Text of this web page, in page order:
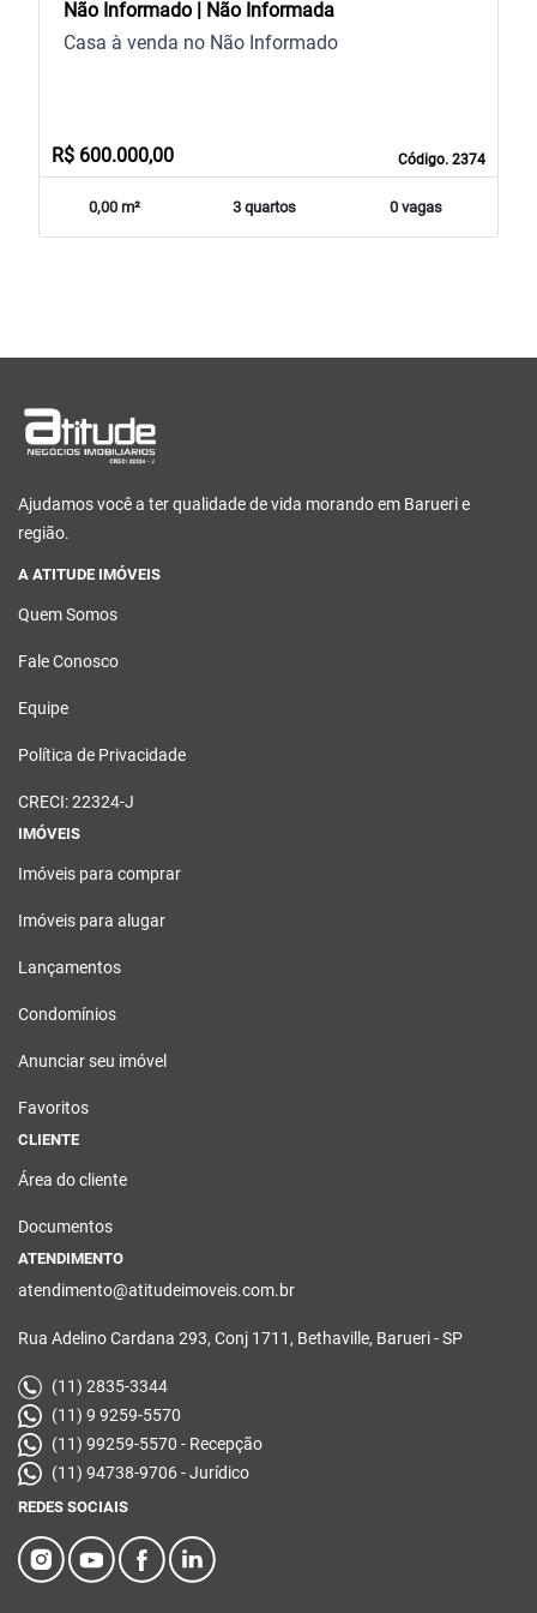
Não Informado | Não Informada
Código. 2374
Casa à venda no Não Informado
R$ 600.000,00
0,00 m² 3 quartos 0 vagas
Ajudamos você a ter qualidade de vida morando em Barueri e
região.
A ATITUDE IMÓVEIS
Quem Somos
Fale Conosco
Equipe
Política de Privacidade
CRECI: 22324-J
IMÓVEIS
Imóveis para comprar
Imóveis para alugar
Lançamentos
Condomínios
Anunciar seu imóvel
Favoritos
CLIENTE
Área do cliente
Documentos
ATENDIMENTO
atendimento@atitudeimoveis.com.br
Rua Adelino Cardana 293, Conj 1711, Bethaville, Barueri - SP
(11) 2835-3344
(11) 9 9259-5570
(11) 99259-5570 - Recepção
(11) 94738-9706 - Jurídico
REDES SOCIAIS